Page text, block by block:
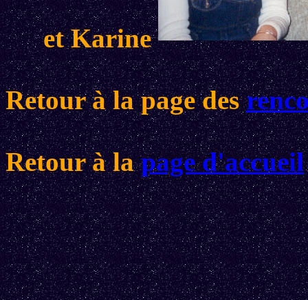
et Karine
Retour à la page des
Retour à lapage d'accueil